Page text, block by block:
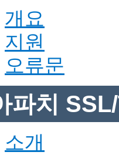
개요
지원
오류문
파치
소개